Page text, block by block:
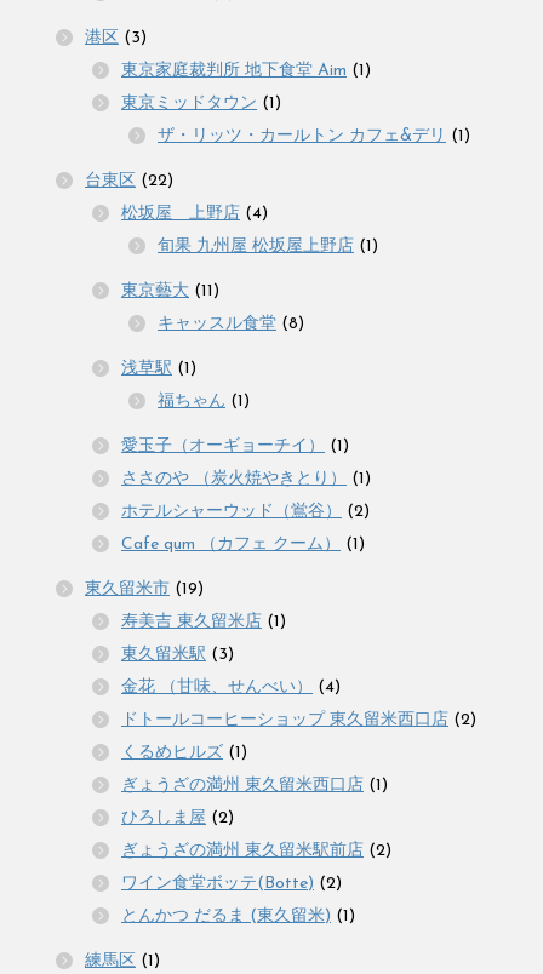
港区 (3)
東京家庭裁判所 地下食堂 Aim (1)
東京ミッドタウン (1)
ザ・リッツ・カールトン カフェ&デリ (1)
台東区 (22)
松坂屋 上野店 (4)
旬果 九州屋 松坂屋上野店 (1)
東京藝大 (11)
キャッスル食堂 (8)
浅草駅 (1)
福ちゃん (1)
愛玉子（オーギョーチイ）
(1)
ささのや （炭火焼やきとり）
(1)
ホテルシャーウッド（鴬谷）
(2)
Cafe qum （カフェ クーム）
(1)
東久留米市 (19)
寿美吉 東久留米店 (1)
東久留米駅 (3)
金花 （甘味、せんべい）
(4)
ドトールコーヒーショップ 東久留米西口店 (2)
くるめヒルズ (1)
ぎょうざの満州 東久留米西口店 (1)
ひろしま屋 (2)
ぎょうざの満州 東久留米駅前店 (2)
ワイン食堂ボッテ(Botte) (2)
とんかつ だるま (東久留米) (1)
練馬区 (1)